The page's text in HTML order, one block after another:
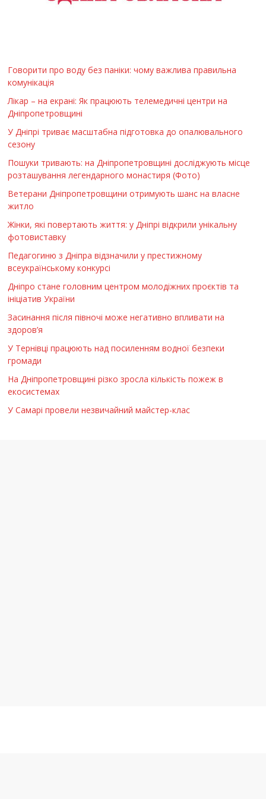
Говорити про воду без паніки: чому важлива правильна
комунікація
Лікар – на екрані: Як працюють телемедичні центри на
Дніпропетровщині
У Дніпрі триває масштабна підготовка до опалювального
сезону
Пошуки тривають: на Дніпропетровщині досліджують місце
розташування легендарного монастиря (Фото)
Ветерани Дніпропетровщини отримують шанс на власне
житло
Жінки, які повертають життя: у Дніпрі відкрили унікальну
фотовиставку
Педагогиню з Дніпра відзначили у престижному
всеукраїнському конкурсі
Дніпро стане головним центром молодіжних проєктів та
ініціатив України
Засинання після півночі може негативно впливати на
здоров’я
У Тернівці працюють над посиленням водної безпеки
громади
На Дніпропетровщині різко зросла кількість пожеж в
екосистемах
У Самарі провели незвичайний майстер-клас